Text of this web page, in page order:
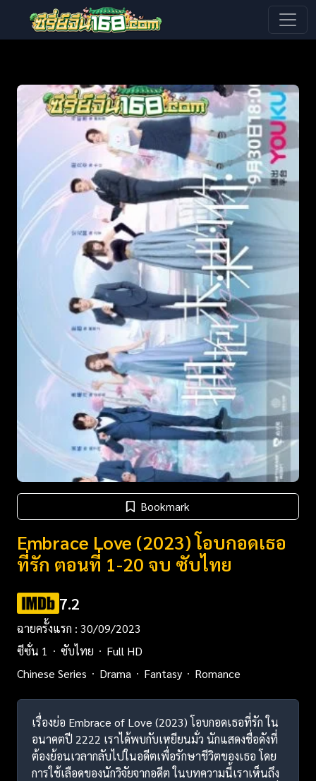
Bookmark
Embrace Love (2023) โอบกอดเธอ
ที่รัก ตอนที่ 1-20 จบ ซับไทย
7.2
ฉายครั้งแรก : 30/09/2023
ซีซั่น 1
ซับไทย
Full HD
Chinese Series
Drama Fantasy Romance
เรื่องย่อ Embrace of Love (2023) โอบกอดเธอที่รัก ใน
อนาคตปี 2222 เราได้พบกับเหยียนมั่ว นักแสดงชื่อดังที่
ต้องย้อนเวลากลับไปในอดีตเพื่อรักษาชีวิตของเธอ โดย
การใช้เลือดของนักวิจัยจากอดีต ในบทความนี้เราเห็นถึง